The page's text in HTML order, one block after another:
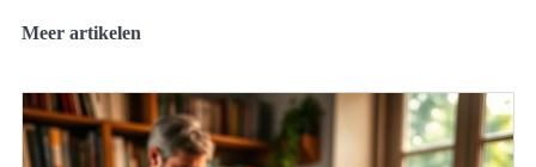
Meer artikelen